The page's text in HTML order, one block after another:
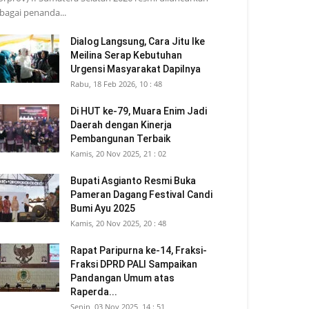
penanda...
Dialog Langsung, Cara Jitu Ike
Meilina Serap Kebutuhan
Urgensi Masyarakat Dapilnya
Rabu, 18 Feb 2026, 10 : 48
Di HUT ke-79, Muara Enim Jadi
Daerah dengan Kinerja
Pembangunan Terbaik
Kamis, 20 Nov 2025, 21 : 02
Bupati Asgianto Resmi Buka
Pameran Dagang Festival Candi
Bumi Ayu 2025
Kamis, 20 Nov 2025, 20 : 48
Rapat Paripurna ke-14, Fraksi-
Fraksi DPRD PALI Sampaikan
Pandangan Umum atas
Raperda...
Senin, 03 Nov 2025, 14 : 51